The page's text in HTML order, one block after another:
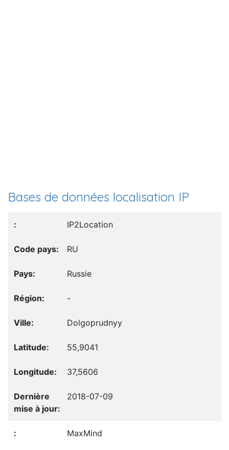
Bases de données localisation IP
IP2Location
RU
Russie
-
Dolgoprudnyy
55,9041
37,5606
2018-07-09
MaxMind